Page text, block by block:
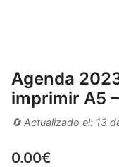
Agenda
imprimir A5
🔄 Actualizado el: 13
0.00€